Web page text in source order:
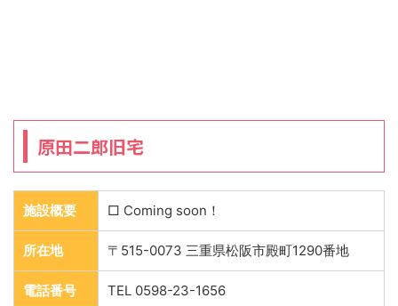
原田二郎旧宅
施設概要 □ Coming soon！
所在地 〒515-0073 三重県松阪市殿町1290番地
電話番号 TEL 0598-23-1656